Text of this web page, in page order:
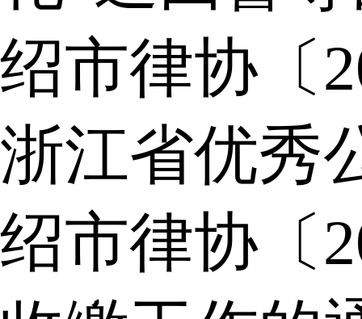
绍市律协〔
浙江省优秀
绍市律协〔